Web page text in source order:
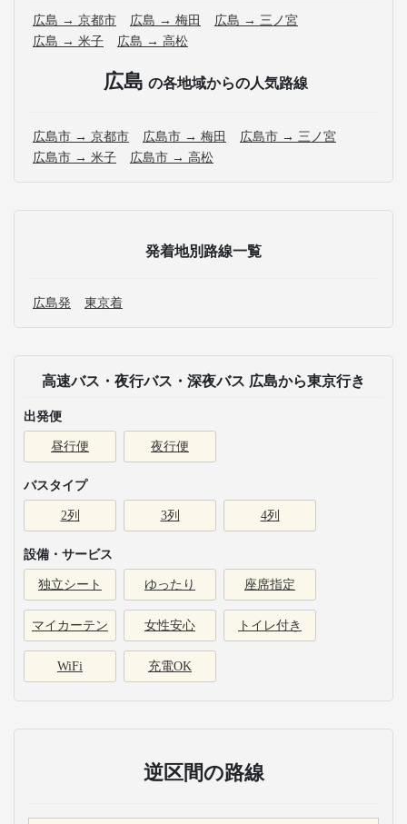
広島 → 京都市 広島 → 梅田
広島 → 三ノ宮
広島 → 米子
広島 → 高松
広島 の各地域からの人気路線
広島市 → 京都市 広島市 → 梅田
広島市 → 三ノ宮
広島市 → 米子
広島市 → 高松
発着地別路線一覧
広島発 東京着
高速バス・夜行バス・深夜バス 広島から東京行き
出発便
昼行便 夜行便
バスタイプ
2列 3列 4列
設備・サービス
独立シート ゆったり 座席指定
マイカーテン 女性安心 トイレ付き
WiFi 充電OK
逆区間の路線